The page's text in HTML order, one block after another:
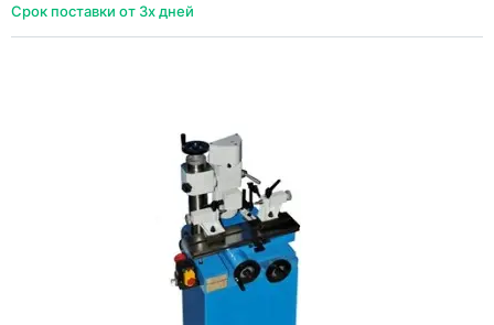
Срок поставки от 3х дней